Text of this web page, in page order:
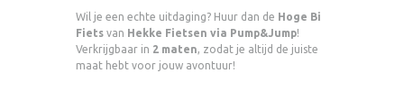
Wil je een echte uitdaging? Huur dan de Hoge Bi
Fiets van Hekke Fietsen via Pump&Jump!
Verkrijgbaar in 2 maten , zodat je altijd de juiste
maat hebt voor jouw avontuur!